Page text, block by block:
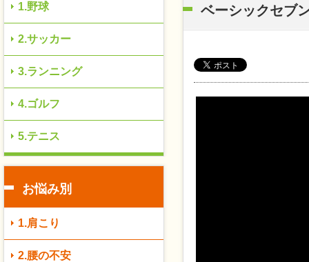
1.野球
2.サッカー
3.ランニング
4.ゴルフ
5.テニス
お悩み別
1.肩こり
2.腰の不安
ベーシックセブ